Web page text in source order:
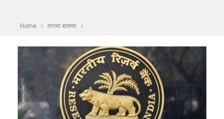
Home ताज्या बातम्या